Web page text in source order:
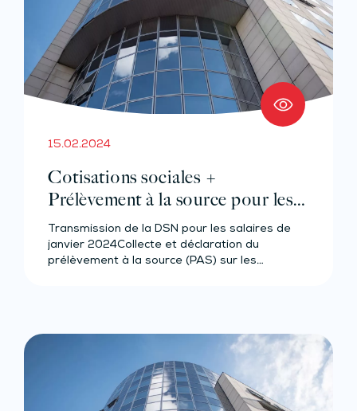
15.02.2024
Cotisations sociales +
Prélèvement à la source pour les
salariés et assimilés (effectif de 11 à
49 salariés au plus)
Transmission de la DSN pour les salaires de
janvier 2024Collecte et déclaration du
prélèvement à la source (PAS) sur les…